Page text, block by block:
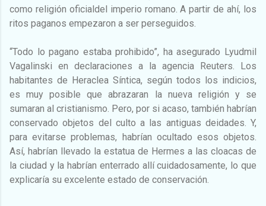
como religión oficialdel imperio romano. A partir de ahí, los
ritos paganos empezaron a ser perseguidos.
“Todo lo pagano estaba prohibido”, ha asegurado Lyudmil
Vagalinski en declaraciones a la agencia Reuters. Los
habitantes de Heraclea Síntica, según todos los indicios,
es muy posible que abrazaran la nueva religión y se
sumaran al cristianismo. Pero, por si acaso, también habrían
conservado objetos del culto a las antiguas deidades. Y,
para evitarse problemas, habrían ocultado esos objetos.
Así, habrían llevado la estatua de Hermes a las cloacas de
la ciudad y la habrían enterrado allí cuidadosamente, lo que
explicaría su excelente estado de conservación.